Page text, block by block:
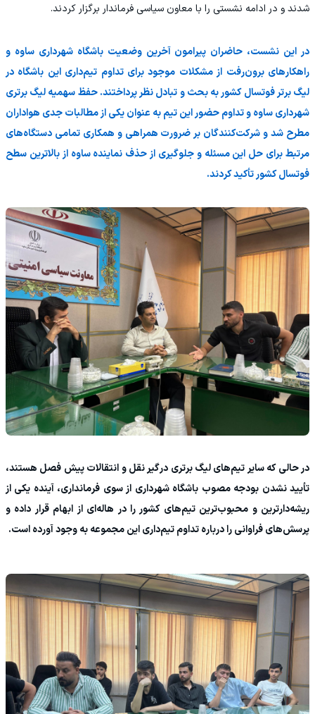
شدند و در ادامه نشستی را با معاون سیاسی فرماندار برگزار کردند.
در این نشست، حاضران پیرامون آخرین وضعیت باشگاه شهرداری ساوه و
راهکارهای برون‌رفت از مشکلات موجود برای تداوم تیم‌داری این باشگاه در
لیگ برتر فوتسال کشور به بحث و تبادل نظر پرداختند. حفظ سهمیه لیگ برتری
شهرداری ساوه و تداوم حضور این تیم به عنوان یکی از مطالبات جدی هواداران
مطرح شد و شرکت‌کنندگان بر ضرورت همراهی و همکاری تمامی دستگاه‌های
مرتبط برای حل این مسئله و جلوگیری از حذف نماینده ساوه از بالاترین سطح
فوتسال کشور تأکید کردند.
در حالی که سایر تیم‌های لیگ برتری درگیر نقل و انتقالات پیش فصل هستند،
تأیید نشدن بودجه مصوب باشگاه شهرداری از سوی فرمانداری، آینده یکی از
ریشه‌دارترین و محبوب‌ترین تیم‌های کشور را در هاله‌ای از ابهام قرار داده و
پرسش‌های فراوانی را درباره تداوم تیم‌داری این مجموعه به وجود آورده است.